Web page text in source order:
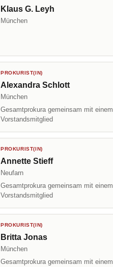
Klaus G. Leyh
München
PROKURIST(IN)
Alexandra Schlott
München
Gesamtprokura gemeinsam mit einem
Vorstandsmitglied
PROKURIST(IN)
Annette Stieff
Neufarn
Gesamtprokura gemeinsam mit einem
Vorstandsmitglied
PROKURIST(IN)
Britta Jonas
München
Gesamtprokura gemeinsam mit einem